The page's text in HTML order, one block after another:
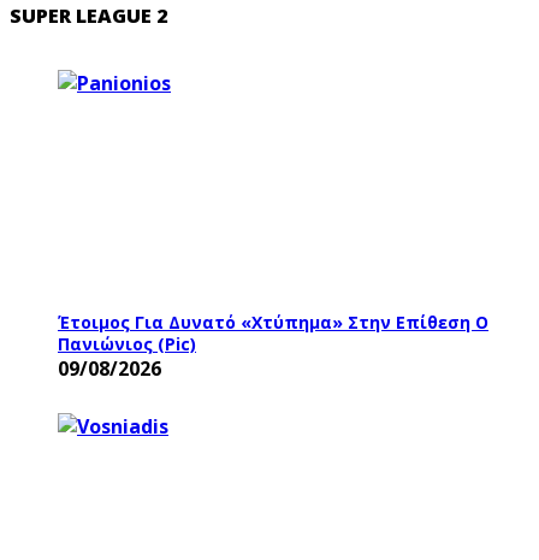
SUPER LEAGUE 2
Έτοιμος Για Δυνατό «χτύπημα» Στην Επίθεση Ο
Πανιώνιος (pic)
09/08/2026